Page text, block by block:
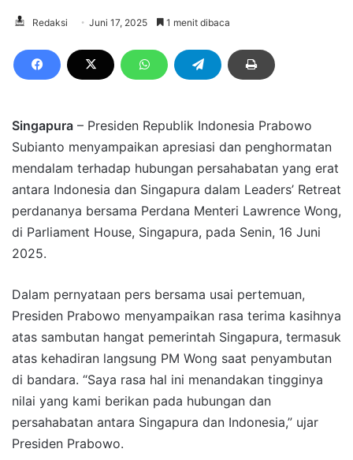
Redaksi Juni 17, 2025 1 menit dibaca
Singapura – Presiden Republik Indonesia Prabowo
Subianto menyampaikan apresiasi dan penghormatan
mendalam terhadap hubungan persahabatan yang erat
antara Indonesia dan Singapura dalam Leaders’ Retreat
perdananya bersama Perdana Menteri Lawrence Wong,
di Parliament House, Singapura, pada Senin, 16 Juni
2025.
Dalam pernyataan pers bersama usai pertemuan,
Presiden Prabowo menyampaikan rasa terima kasihnya
atas sambutan hangat pemerintah Singapura, termasuk
atas kehadiran langsung PM Wong saat penyambutan
di bandara. “Saya rasa hal ini menandakan tingginya
nilai yang kami berikan pada hubungan dan
persahabatan antara Singapura dan Indonesia,” ujar
Presiden Prabowo.